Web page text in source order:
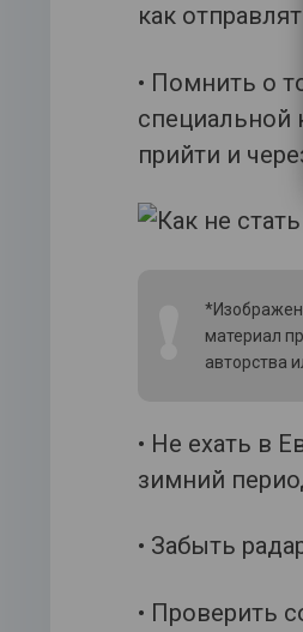
как
• Помнить о
специальной
прийти и
материал
авторства
• Не ехать в
зимний
• Забыть
• Проверить